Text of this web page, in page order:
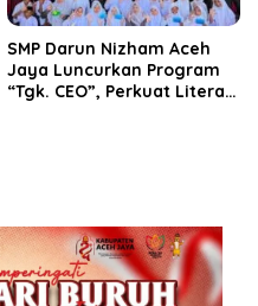
SMP Darun Nizham Aceh
Jaya Luncurkan Program
“Tgk. CEO”, Perkuat Literasi